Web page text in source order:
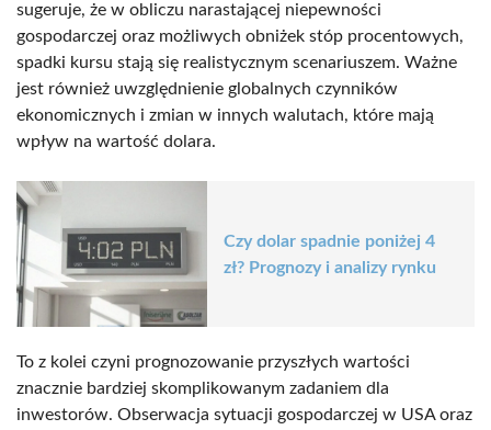
sugeruje, że w obliczu narastającej niepewności
gospodarczej oraz możliwych obniżek stóp procentowych,
spadki kursu stają się realistycznym scenariuszem. Ważne
jest również uwzględnienie globalnych czynników
ekonomicznych i zmian w innych walutach, które mają
wpływ na wartość dolara.
Czy dolar spadnie poniżej 4
zł? Prognozy i analizy rynku
To z kolei czyni prognozowanie przyszłych wartości
znacznie bardziej skomplikowanym zadaniem dla
inwestorów. Obserwacja sytuacji gospodarczej w USA oraz